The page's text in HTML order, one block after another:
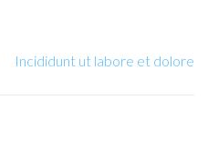
Incididunt ut labore et dolore